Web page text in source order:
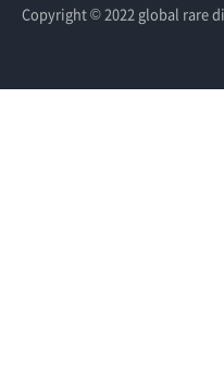
Copyright © 2022 global rare